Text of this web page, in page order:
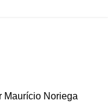
Maurício Noriega